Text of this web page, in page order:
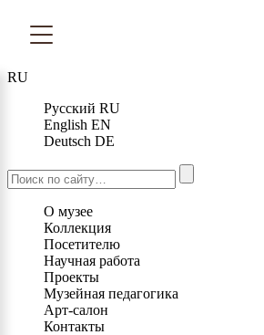
RU
Русский RU
English EN
Deutsch DE
О музее
Коллекция
Посетителю
Научная работа
Проекты
Музейная педагогика
Арт-салон
Контакты